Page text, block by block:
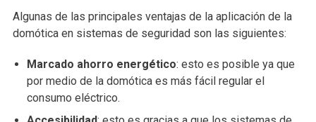
Algunas de las principales ventajas de la aplicación de la
domótica en sistemas de seguridad son las siguientes:
Marcado ahorro energético: esto es posible ya que
por medio de la domótica es más fácil regular el
consumo eléctrico.